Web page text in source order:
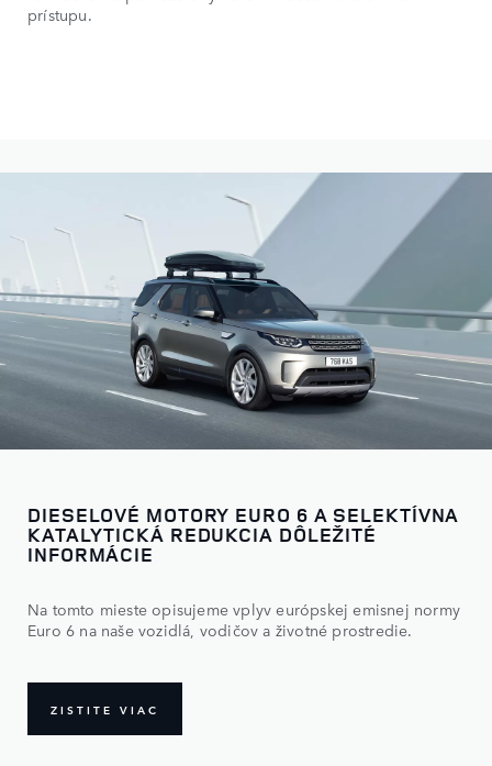
prístupu.
DIESELOVÉ MOTORY EURO 6 A SELEKTÍVNA
KATALYTICKÁ REDUKCIA DÔLEŽITÉ
INFORMÁCIE
Na tomto mieste opisujeme vplyv európskej emisnej normy
Euro 6 na naše vozidlá, vodičov a životné prostredie.
ZISTITE VIAC